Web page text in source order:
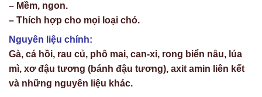
– Mềm, ngon.
– Thích hợp cho mọi loại chó.
Nguyên liệu chính:
Gà, cá hồi, rau củ, phô mai, can-xi, rong biển nâu, lúa
mì, xơ đậu tương (bánh đậu tương), axit amin liên kết
và những nguyên liệu khác.